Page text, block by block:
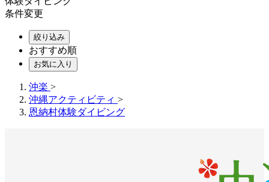
条件変更
絞り込み
おすすめ順
お気に入り
沖楽 >
沖縄アクティビティ >
恩納村体験ダイビング